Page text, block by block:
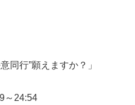
同行”願えますか？」
～24:54